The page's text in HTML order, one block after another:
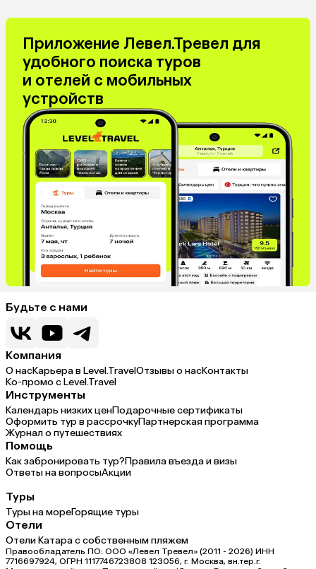
Приложение Левел.Тревел для
удобного поиска туров
и отелей с мобильных
устройств
Будьте с нами
Компания
О насКарьера в Level.TravelОтзывы о насКонтакты
Ко-промо с Level.Travel
Инструменты
Календарь низких ценПодарочные сертификаты
Оформить тур в рассрочкуПартнерская программа
Журнал о путешествиях
Помощь
Как забронировать тур?Правила въезда и визы
Ответы на вопросыАкции
Туры
Туры на мореГорящие туры
Отели
Отели Катара с собственным пляжем
Правообладатель ПО: ООО «Левел Тревел» (2011 - 2026) ИНН
7716697924, ОГРН 1117746723808 123056, г. Москва, вн.тер.г.